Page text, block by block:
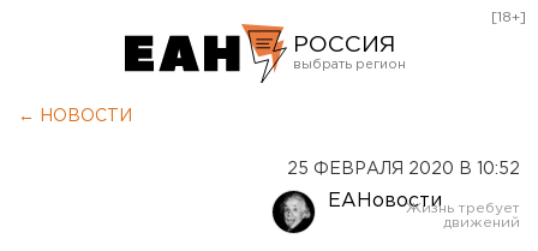
РОССИЯ
Оренбург
[18+]
← НОВОСТИ
25 ФЕВРАЛЯ 2020 В 10:52
ЕАНовости